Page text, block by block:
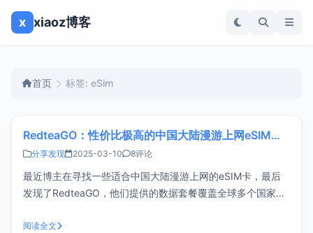
x xiaoz博客
首页 标签: eSim
RedteaGO：性价比极高的中国大陆漫游上网eSIM流量卡
分享发现 2025-03-10 8评论
最近博主在寻找一些适合中国大陆漫游上网的eSIM卡，最后
发现了RedteaGO，他们提供的数据套餐覆盖全球多个国家和
主的邀请优惠后，可以更低的价格获得一年50GB的大陆漫游
阅读全文